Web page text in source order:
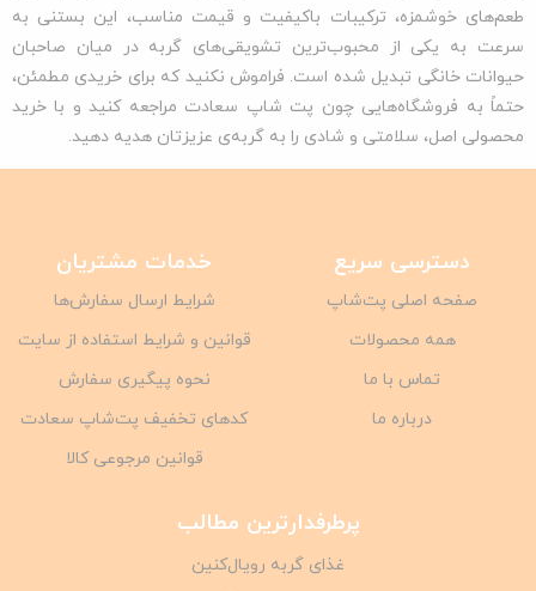
طعم‌های خوشمزه، ترکیبات باکیفیت و قیمت مناسب، این بستنی به
سرعت به یکی از محبوب‌ترین تشویقی‌های گربه در میان صاحبان
حیوانات خانگی تبدیل شده است. فراموش نکنید که برای خریدی مطمئن،
حتماً به فروشگاه‌هایی چون پت شاپ سعادت مراجعه کنید و با خرید
محصولی اصل، سلامتی و شادی را به گربه‌ی عزیزتان هدیه دهید.
دسترسی سریع
صفحه اصلی پت‌شاپ
همه محصولات
تماس با ما
درباره ما
خدمات مشتریان
شرایط ارسال سفارش‌ها
قوانین و شرایط استفاده از سایت
نحوه پیگیری سفارش
کدهای تخفیف پت‌شاپ سعادت
قوانین مرجوعی کالا
پرطرفدارترین مطالب
غذای گربه رویال‌کنین